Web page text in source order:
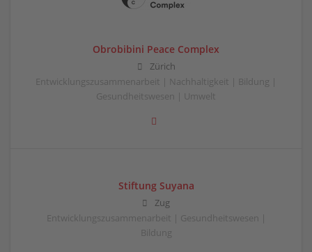
Obrobibini Peace Complex
Zürich
Entwicklungszusammenarbeit | Nachhaltigkeit | Bildung |
Gesundheitswesen | Umwelt
Stiftung Suyana
Zug
Entwicklungszusammenarbeit | Gesundheitswesen |
Bildung